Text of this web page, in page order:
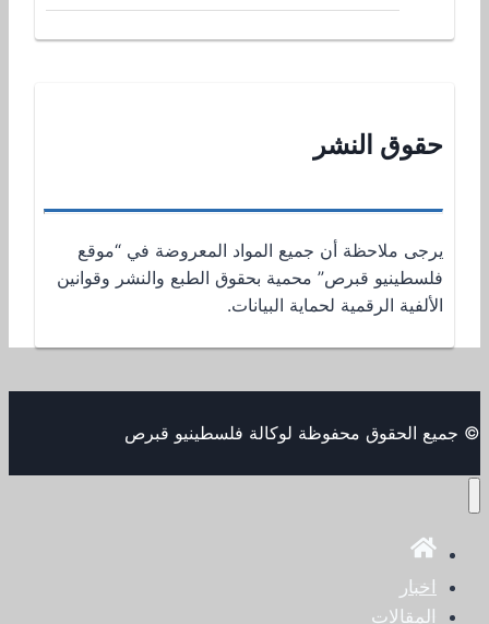
حقوق النشر
يرجى ملاحظة أن جميع المواد المعروضة في “موقع
فلسطينيو قبرص” محمية بحقوق الطبع والنشر وقوانين
الألفية الرقمية لحماية البيانات.
© جميع الحقوق محفوظة لوكالة فلسطينيو قبرص
اخبار
المقالات